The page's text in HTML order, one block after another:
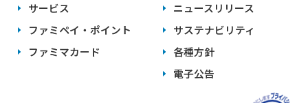
サービス
ファミペイ・ポイント
ファミマカード
ニュースリリース
サステナビリティ
各種方針
電子公告